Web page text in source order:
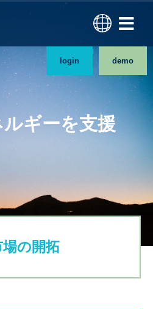
login demo
ギーを支援
の開拓